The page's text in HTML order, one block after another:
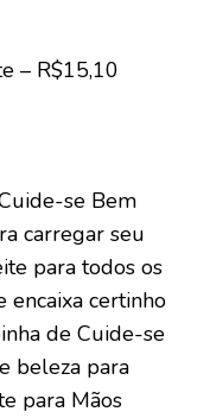
– R$15,10
se Bem
carregar seu
para todos os
encaixa certinho
de Cuide-se
beleza para
para Mãos